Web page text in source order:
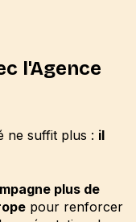
l'Agence
ne suffit plus : il
plus de
pour renforcer